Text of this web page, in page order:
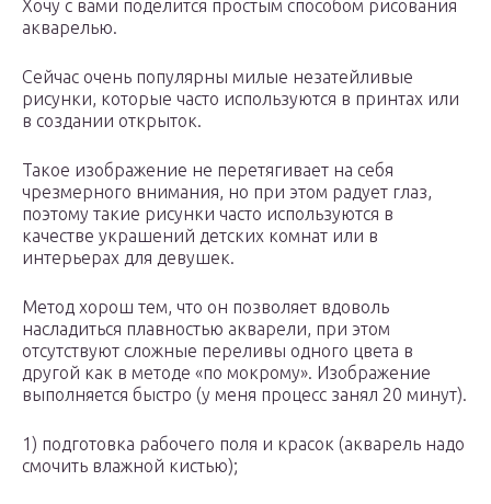
Хочу с вами поделится простым способом рисования
акварелью.
Сейчас очень популярны милые незатейливые
рисунки, которые часто используются в принтах или
в создании открыток.
Такое изображение не перетягивает на себя
чрезмерного внимания, но при этом радует глаз,
поэтому такие рисунки часто используются в
качестве украшений детских комнат или в
интерьерах для девушек.
Метод хорош тем, что он позволяет вдоволь
насладиться плавностью акварели, при этом
отсутствуют сложные переливы одного цвета в
другой как в методе «по мокрому». Изображение
выполняется быстро (у меня процесс занял 20 минут).
1) подготовка рабочего поля и красок (акварель надо
смочить влажной кистью);